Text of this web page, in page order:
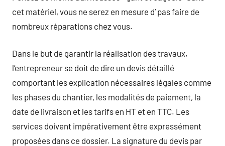
cet matériel, vous ne serez en mesure d’ pas faire de
nombreux réparations chez vous.
Dans le but de garantir la réalisation des travaux,
l’entrepreneur se doit de dire un devis détaillé
comportant les explication nécessaires légales comme
les phases du chantier, les modalités de paiement, la
date de livraison et les tarifs en HT et en TTC. Les
services doivent impérativement être expressément
proposées dans ce dossier. La signature du devis par